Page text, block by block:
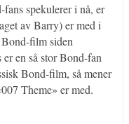
spekulerer i nå, er
av Barry) er med i
film siden
en så stor Bond-fan
Bond-film, så mener
Theme» er med.